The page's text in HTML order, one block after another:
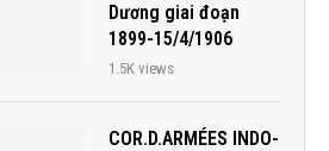
Dương giai đoạn
1899-15/4/1906
1.5K views
COR.D.ARMÉES INDO-